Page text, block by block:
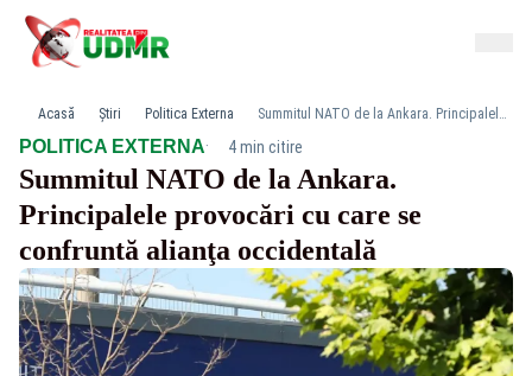
Acasă Știri Politica Externa Summitul NATO de la Ankara. Principalele provocări cu care se confruntă alianţa occidentală
POLITICA EXTERNA· 4 min citire
Summitul NATO de la Ankara.
Principalele provocări cu care se
confruntă alianţa occidentală